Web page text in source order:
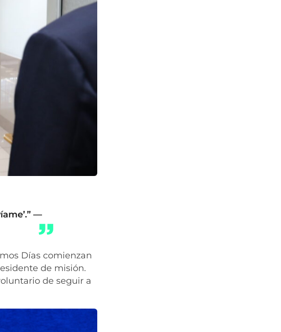
—
Días comienzan
de misión.
de seguir a